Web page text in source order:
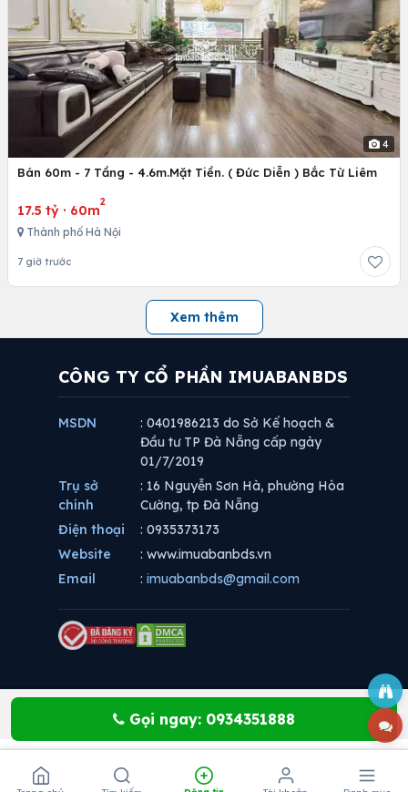
4
Bán 60m - 7 Tầng - 4.6m.Mặt Tiền. ( Đức Diễn ) Bắc Từ Liêm
17.5 tỷ · 60m
2
Thành phố Hà Nội
7 giờ trước
Xem thêm
Gọi ngay: 0934351888
CÔNG TY CỔ PHẦN IMUABANBDS
MSDN
: 0401986213 do Sở Kế hoạch &
Đầu tư TP Đà Nẵng cấp ngày
01/7/2019
Trụ sở
chính
: 16 Nguyễn Sơn Hà, phường Hòa
Cường, tp Đà Nẵng
Điện thoại
: 0935373173
Website
: www.imuabanbds.vn
Email
: imuabanbds@gmail.com